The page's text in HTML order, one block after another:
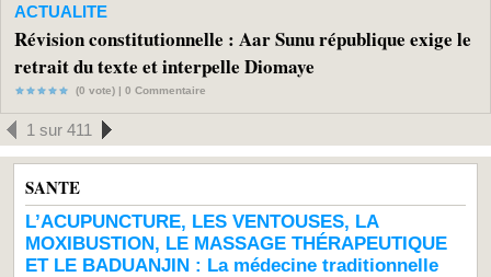
ACTUALITE
Révision constitutionnelle : Aar Sunu république exige le
retrait du texte et interpelle Diomaye
(0 vote) | 0 Commentaire
1 sur 411
SANTE
L’ACUPUNCTURE, LES VENTOUSES, LA
MOXIBUSTION, LE MASSAGE THÉRAPEUTIQUE
ET LE BADUANJIN : La médecine traditionnelle